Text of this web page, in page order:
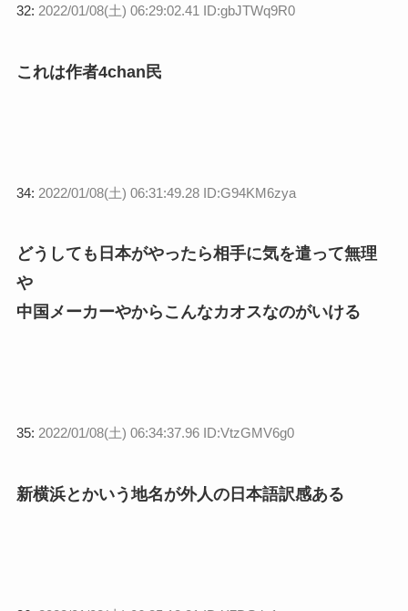
32: 2022/01/08(土) 06:29:02.41 ID:gbJTWq9R0
これは作者4chan民
34: 2022/01/08(土) 06:31:49.28 ID:G94KM6zya
どうしても日本がやったら相手に気を遣って無理
や
中国メーカーやからこんなカオスなのがいける
35: 2022/01/08(土) 06:34:37.96 ID:VtzGMV6g0
新横浜とかいう地名が外人の日本語訳感ある